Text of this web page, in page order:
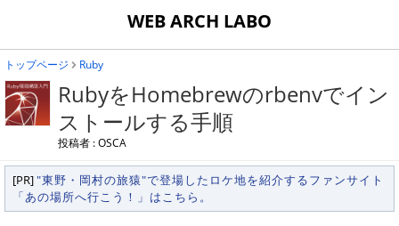
WEB ARCH LABO
トップページ Ruby
RubyをHomebrewのrbenvでイン
ストールする手順
投稿者 : OSCA
[PR]"東野・岡村の旅猿"で登場したロケ地を紹介するファンサイト
「あの場所へ行こう！」はこちら。